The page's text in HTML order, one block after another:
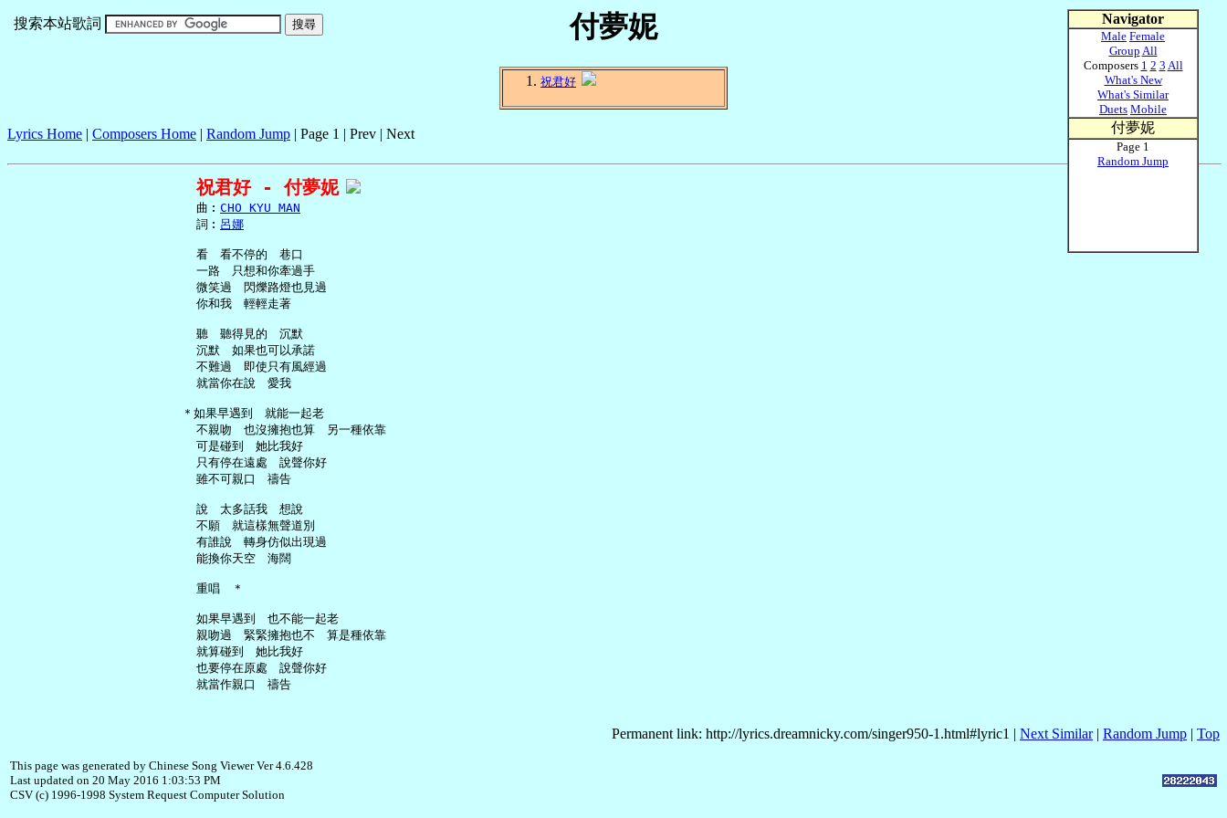
付夢妮
搜索本站歌詞
祝君好
Lyrics Home | Composers Home | Random Jump | Page 1 | Prev | Next
祝君好 - 付夢妮
     曲︰
CHO KYU MAN
     詞︰
呂娜
     看　看不停的　巷口
     一路　只想和你牽過手
     微笑過　閃爍路燈也見過
     你和我　輕輕走著
     聽　聽得見的　沉默
     沉默　如果也可以承諾
     不難過　即使只有風經過
     就當你在說　愛我
   ＊如果早遇到　就能一起老
     不親吻　也沒擁抱也算　另一種依靠
     可是碰到　她比我好
     只有停在遠處　說聲你好
     雖不可親口　禱告
     說　太多話我　想說
     不願　就這樣無聲道別
     有誰說　轉身仿似出現過
     能換你天空　海闊
     重唱　＊
     如果早遇到　也不能一起老
     親吻過　緊緊擁抱也不　算是種依靠
     就算碰到　她比我好
     也要停在原處　說聲你好
Permanent link: http://lyrics.dreamnicky.com/singer950-1.html#lyric1 | Next Similar| Random Jump | Top
This page was generated by Chinese Song Viewer Ver 4.6.428
Last updated on 20 May 2016 1:03:53 PM
CSV (c) 1996-1998 System Request Computer Solution
Navigator
Male Female
Group All
Composers 1 2 3 All
What's New
What's Similar
Duets Mobile
付夢妮
Page 1
Random Jump